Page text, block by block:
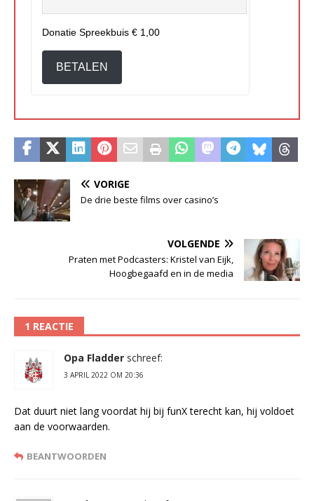
Donatie Spreekbuis € 1,00
BETALEN
VORIGE
De drie beste films over casino’s
VOLGENDE
Praten met Podcasters: Kristel van Eijk,
Hoogbegaafd en in de media
1 REACTIE
Opa Fladder schreef:
3 APRIL 2022 OM 20:36
Dat duurt niet lang voordat hij bij funX terecht kan, hij voldoet
aan de voorwaarden.
BEANTWOORDEN